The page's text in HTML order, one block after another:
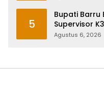
5
Bupati Barru
Supervisor
Zero Accident
Agustus 6, 2026